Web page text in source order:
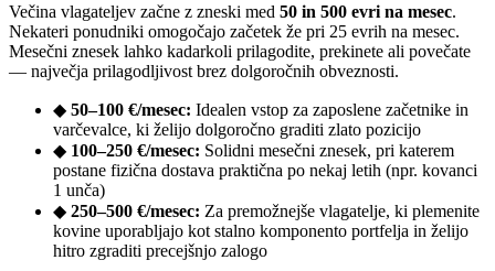
Večina vlagateljev začne z zneski med 50 in 500 evri na mesec.
Nekateri ponudniki omogočajo začetek že pri 25 evrih na mesec.
Mesečni znesek lahko kadarkoli prilagodite, prekinete ali povečate
— največja prilagodljivost brez dolgoročnih obveznosti.
◆ 50–100 €/mesec: Idealen vstop za zaposlene začetnike in
varčevalce, ki želijo dolgoročno graditi zlato pozicijo
◆ 100–250 €/mesec: Solidni mesečni znesek, pri katerem
postane fizična dostava praktična po nekaj letih (npr. kovanci
1 unča)
◆ 250–500 €/mesec: Za premožnejše vlagatelje, ki plemenite
kovine uporabljajo kot stalno komponento portfelja in želijo
hitro zgraditi precejšnjo zalogo